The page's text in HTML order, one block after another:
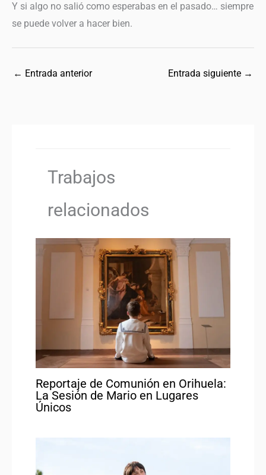
Y si algo no salió como esperabas en el pasado… siempre
se puede volver a hacer bien.
← Entrada anterior Entrada siguiente →
Trabajos
relacionados
Reportaje de Comunión en Orihuela:
La Sesión de Mario en Lugares
Únicos